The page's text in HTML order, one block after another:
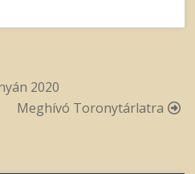
2020
Meghívó Toronytárlatra